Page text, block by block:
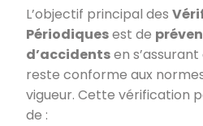
L’objectif principal des
Périodiquesest de
d’accidentsen
reste conforme aux
vigueur. Cette vérification
de :